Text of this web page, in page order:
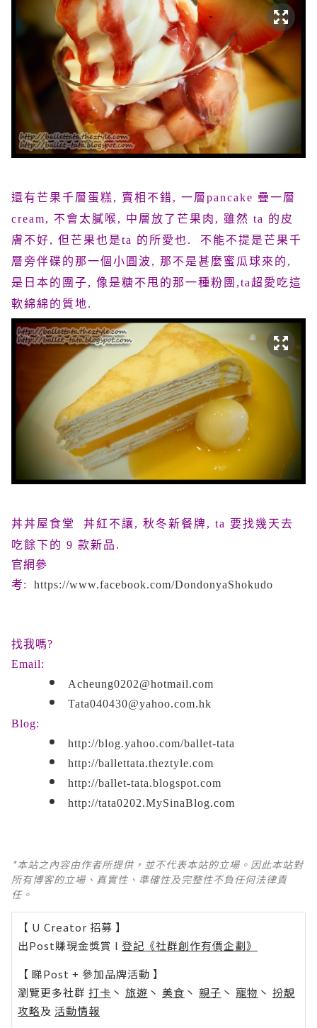
還有芒果千層蛋糕, 賣相不錯, 一層pancake 疊一層
cream, 不會太膩喉, 中層放了芒果肉, 雖然 ta 的皮
膚不好, 但芒果也是ta 的所愛也. 不能不提是芒果千
層旁伴碟的那一個小圓波, 那不是甚麼蜜瓜球來的,
是日本的團子, 像是糖不甩的那一種粉團,ta超愛吃這
軟綿綿的質地.
丼丼屋食堂 丼紅不讓, 秋冬新餐牌, ta 要找幾天去
吃餘下的 9 款新品.
官網參
考: https://www.facebook.com/DondonyaShokudo
找我嗎?
Email:
Acheung0202@hotmail.com
Tata040430@yahoo.com.hk
Blog:
http://blog.yahoo.com/ballet-tata
http://ballettata.theztyle.com
http://ballet-tata.blogspot.com
http://tata0202.MySinaBlog.com
*本站之內容由作者所提供，並不代表本站的立場。因此本站對
所有博客的立場、真實性、準確性及完整性不負任何法律責
任。
【 U Creator 招募 】
出Post賺現金獎賞 l 登記《社群創作有價企劃》
【 睇Post + 參加品牌活動 】
瀏覽更多社群 打卡 丶 旅遊 丶 美食 丶 親子 丶 寵物 丶 扮靚
攻略及 活動情報